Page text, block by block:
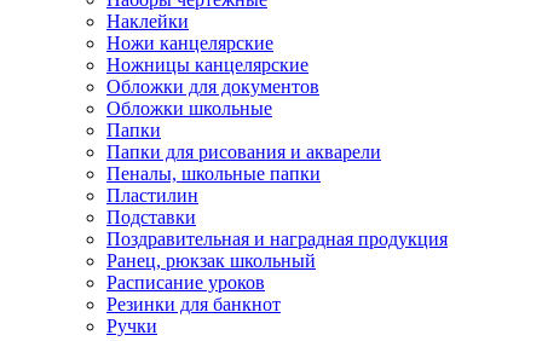
Наклейки
Ножи канцелярские
Ножницы канцелярские
Обложки для документов
Обложки школьные
Папки
Папки для рисования и акварели
Пеналы, школьные папки
Пластилин
Подставки
Поздравительная и наградная продукция
Ранец, рюкзак школьный
Расписание уроков
Резинки для банкнот
Ручки